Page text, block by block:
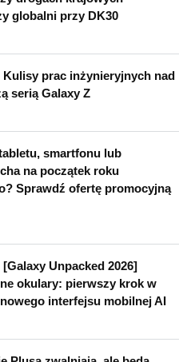
globalni przy DK30
Kulisy prac inżynieryjnych nad
serią Galaxy Z
smartfonu lub
na początek roku
Sprawdź ofertę promocyjną
Unpacked 2026]
okulary: pierwszy krok w
interfejsu mobilnej AI